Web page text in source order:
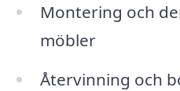
Montering och
möbler
Återvinning och